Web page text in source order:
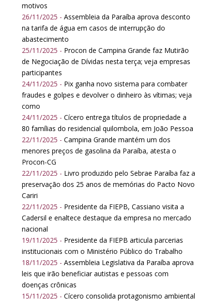
motivos
26/11/2025 - Assembleia da Paraíba aprova desconto
na tarifa de água em casos de interrupção do
abastecimento
25/11/2025 - Procon de Campina Grande faz Mutirão
de Negociação de Dívidas nesta terça; veja empresas
participantes
24/11/2025 - Pix ganha novo sistema para combater
fraudes e golpes e devolver o dinheiro às vítimas; veja
como
24/11/2025 - Cícero entrega títulos de propriedade a
80 famílias do residencial quilombola, em João Pessoa
22/11/2025 - Campina Grande mantém um dos
menores preços de gasolina da Paraíba, atesta o
Procon-CG
22/11/2025 - Livro produzido pelo Sebrae Paraíba faz a
preservação dos 25 anos de memórias do Pacto Novo
Cariri
22/11/2025 - Presidente da FIEPB, Cassiano visita a
Cadersil e enaltece destaque da empresa no mercado
nacional
19/11/2025 - Presidente da FIEPB articula parcerias
institucionais com o Ministério Público do Trabalho
18/11/2025 - Assembleia Legislativa da Paraíba aprova
leis que irão beneficiar autistas e pessoas com
doenças crônicas
15/11/2025 - Cícero consolida protagonismo ambiental